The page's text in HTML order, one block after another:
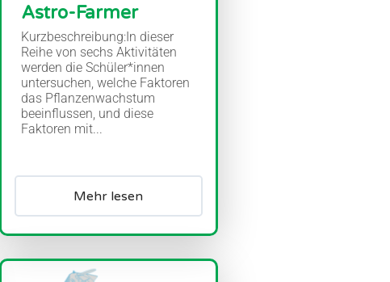
Astro-Farmer
Kurzbeschreibung:In dieser
Reihe von sechs Aktivitäten
werden die Schüler*innen
untersuchen, welche Faktoren
das Pflanzenwachstum
beeinflussen, und diese
Faktoren mit...
Mehr lesen